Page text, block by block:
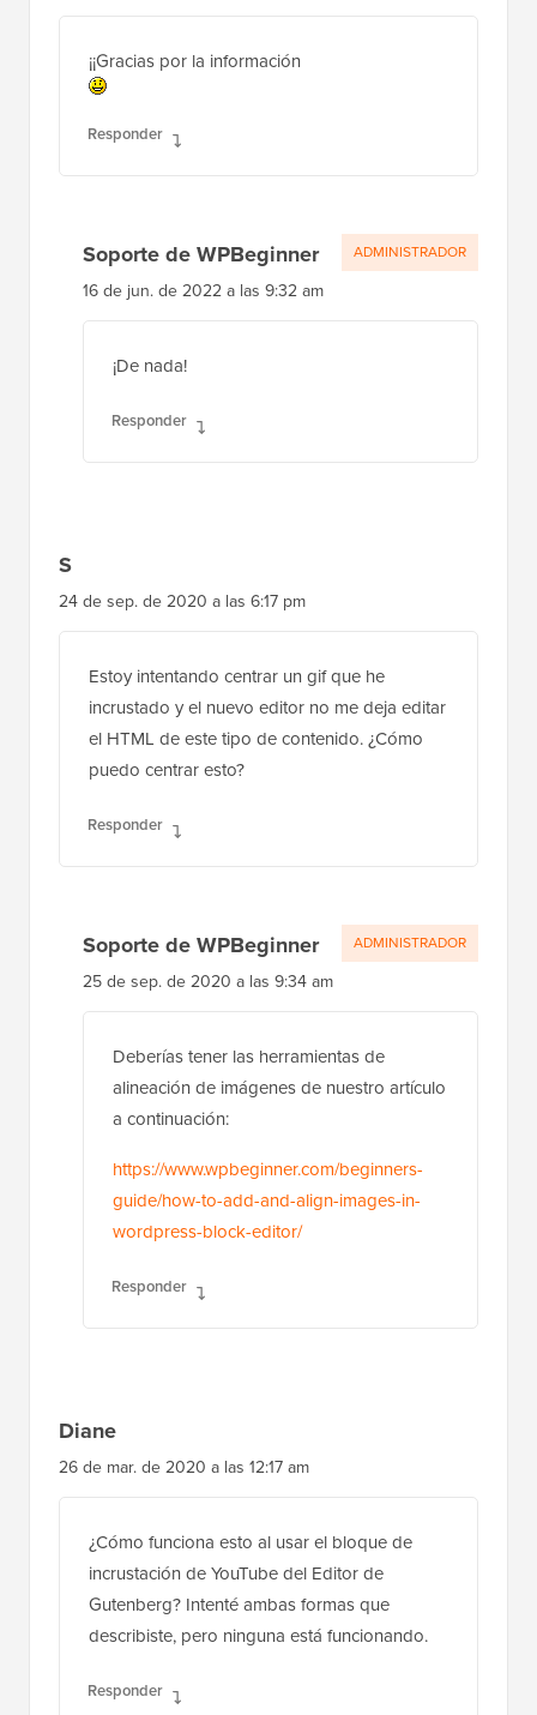
¡¡Gracias por la información
Responder
Soporte de WPBeginner
16 de jun. de 2022 a las 9:32 am
¡De nada!
Responder
ADMINISTRADOR
S
24 de sep. de 2020 a las 6:17 pm
Estoy intentando centrar un gif que he
incrustado y el nuevo editor no me deja editar
el HTML de este tipo de contenido. ¿Cómo
puedo centrar esto?
Responder
Soporte de WPBeginner
25 de sep. de 2020 a las 9:34 am
Deberías tener las herramientas de
alineación de imágenes de nuestro artículo
a continuación:
https://www.wpbeginner.com/beginners-
guide/how-to-add-and-align-images-in-
wordpress-block-editor/
Responder
ADMINISTRADOR
Diane
26 de mar. de 2020 a las 12:17 am
¿Cómo funciona esto al usar el bloque de
incrustación de YouTube del Editor de
Gutenberg? Intenté ambas formas que
describiste, pero ninguna está funcionando.
Responder